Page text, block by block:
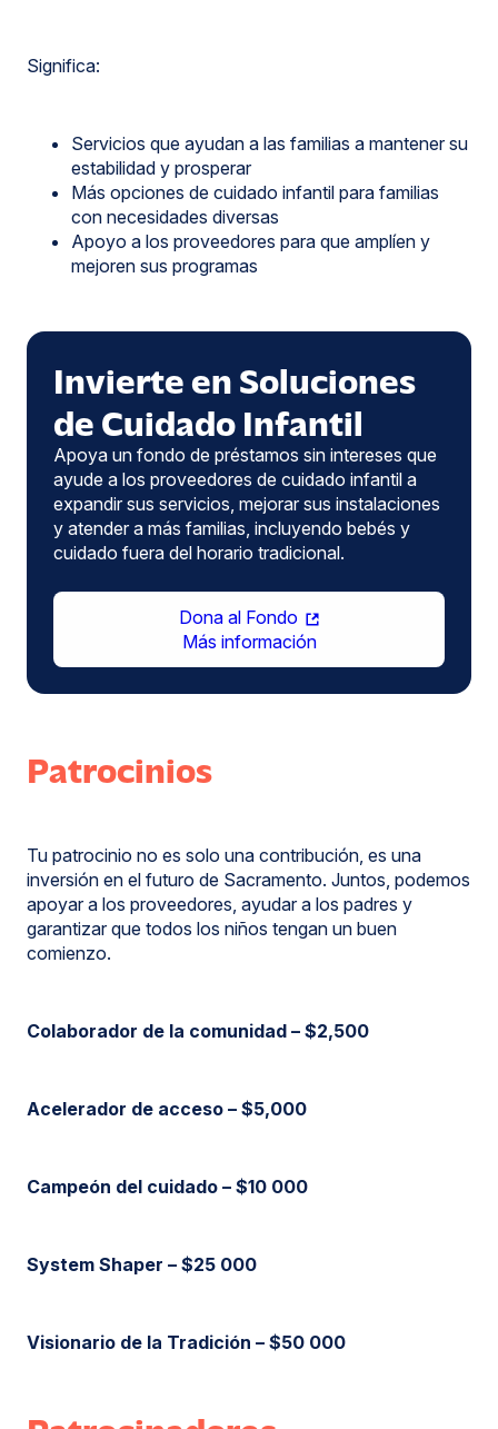
Significa:
Servicios que ayudan a las familias a mantener su
estabilidad y prosperar
Más opciones de cuidado infantil para familias
con necesidades diversas
Apoyo a los proveedores para que amplíen y
mejoren sus programas
Invierte en Soluciones
de Cuidado Infantil
Apoya un fondo de préstamos sin intereses que
ayude a los proveedores de cuidado infantil a
expandir sus servicios, mejorar sus instalaciones
y atender a más familias, incluyendo bebés y
cuidado fuera del horario tradicional.
Dona al Fondo
(se
en
una
Más información
Patrocinios
Tu patrocinio no es solo una contribución, es una
inversión en el futuro de Sacramento. Juntos, podemos
apoyar a los proveedores, ayudar a los padres y
garantizar que todos los niños tengan un buen
comienzo.
Colaborador de la comunidad – $2,500
Acelerador de acceso – $5,000
Campeón del cuidado – $10 000
System Shaper – $25 000
Visionario de la Tradición – $50 000